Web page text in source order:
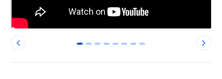
0 1 2 3 4 5 6 7